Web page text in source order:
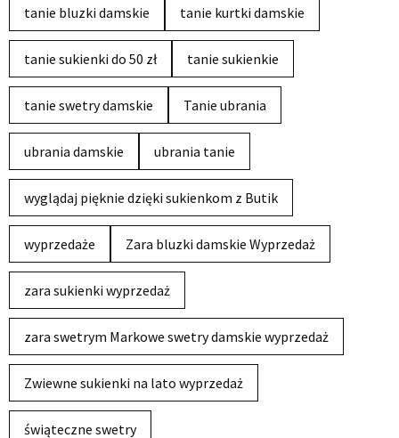
tanie bluzki damskie tanie kurtki damskie
tanie sukienki do 50 zł tanie sukienkie
tanie swetry damskie Tanie ubrania
ubrania damskie ubrania tanie
wyglądaj pięknie dzięki sukienkom z Butik
wyprzedaże Zara bluzki damskie Wyprzedaż
zara sukienki wyprzedaż
zara swetrym Markowe swetry damskie wyprzedaż
Zwiewne sukienki na lato wyprzedaż
świąteczne swetry